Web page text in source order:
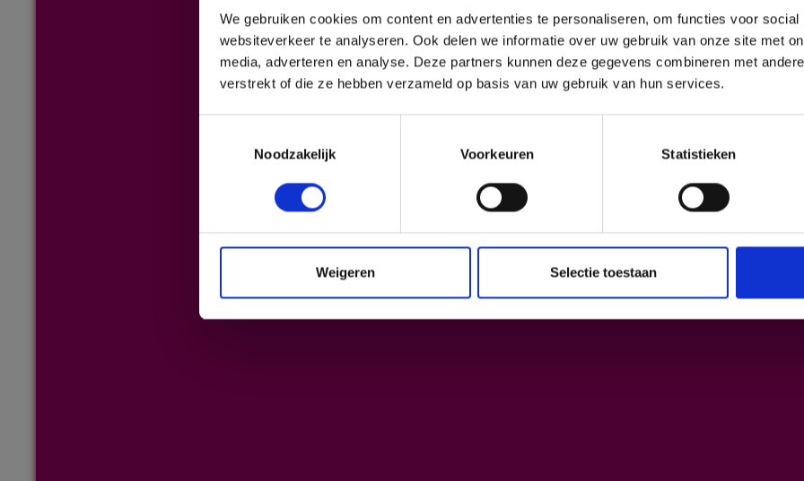
We gebruiken cookies om content en advertenties te personaliseren, om functies voor
websiteverkeer te analyseren. Ook delen we informatie over uw gebruik van onze site met
media, adverteren en analyse. Deze partners kunnen deze gegevens combineren met
verstrekt of die ze hebben verzameld op basis van uw gebruik van hun services.
Noodzakelijk
Voorkeuren Statistieken
Weigeren Selectie toestaan
Schrijf u nu in voor onze nieuwsbrief en blijf op de hoogte van al
onze ontwikkelingen.
Inschrijven